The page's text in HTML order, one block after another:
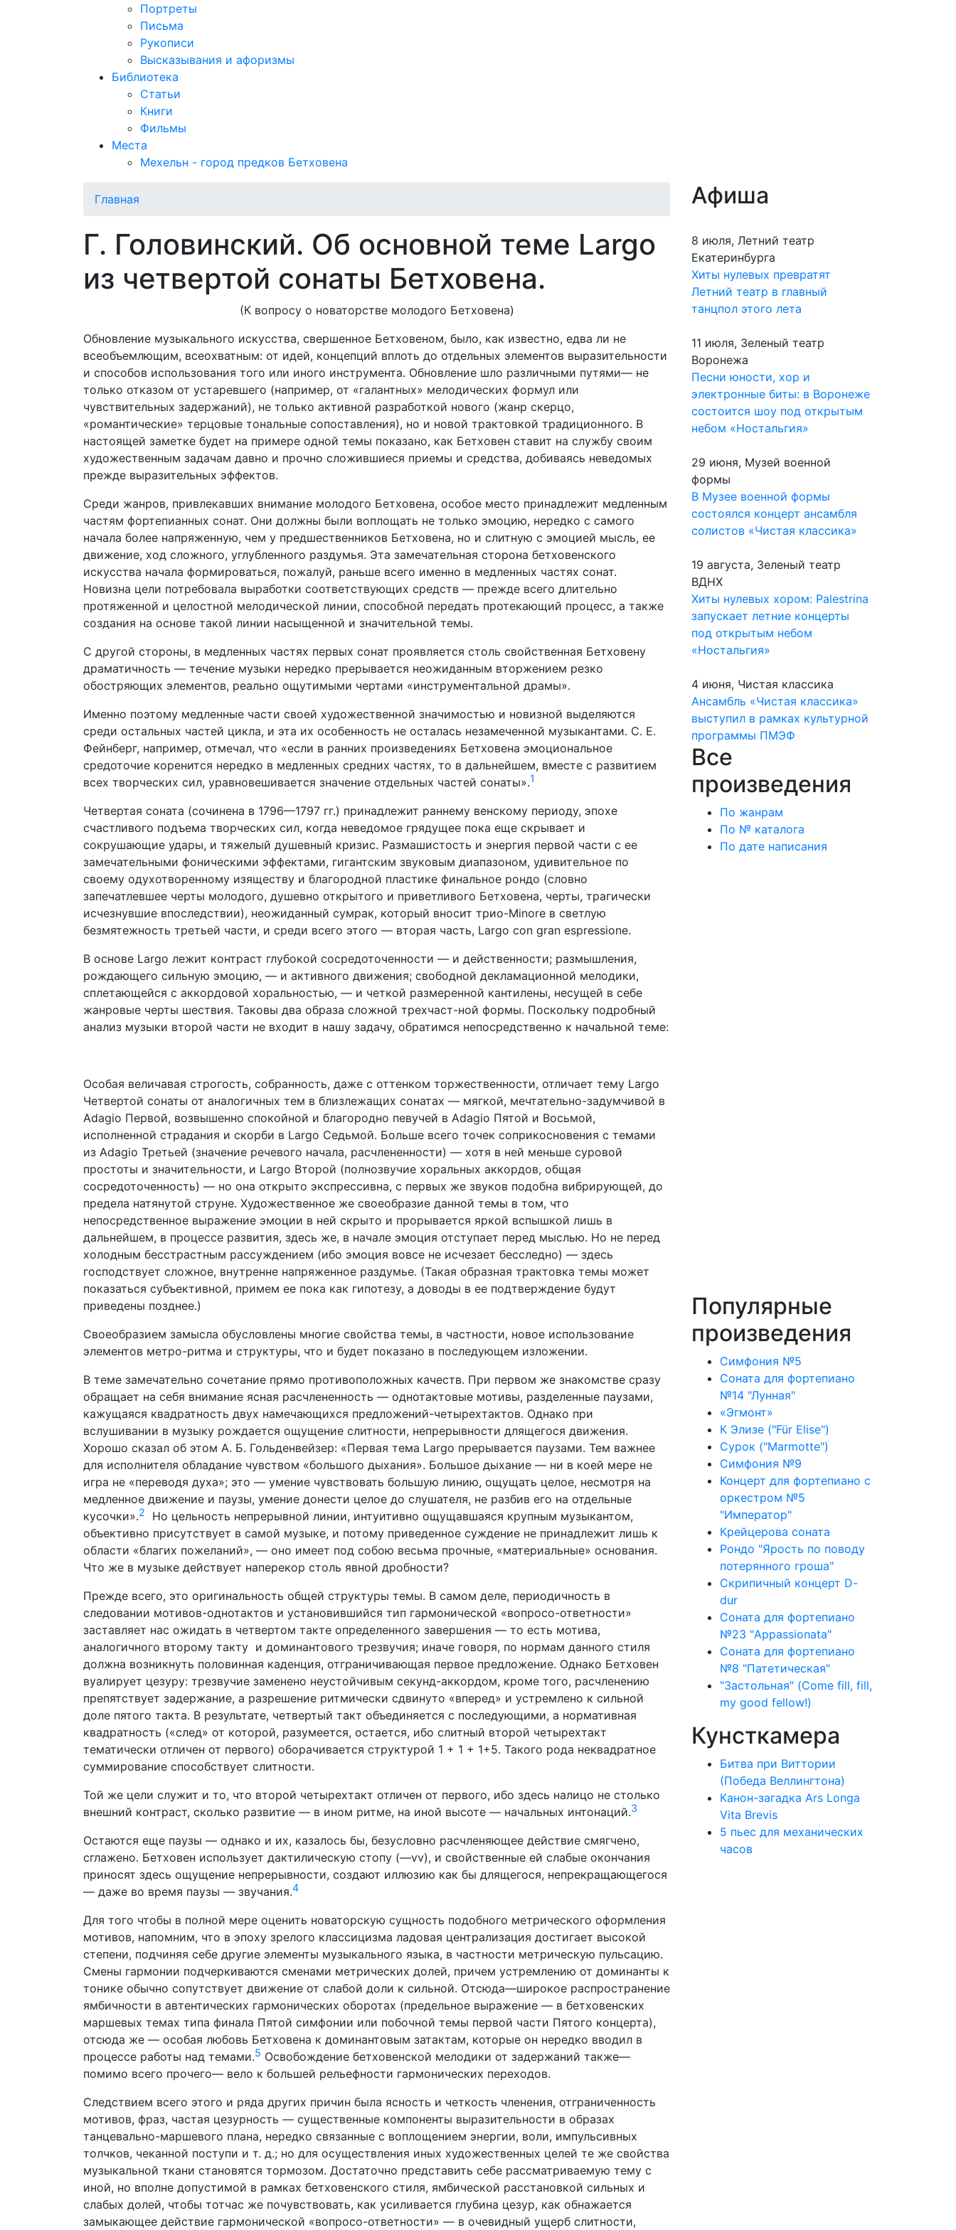
Портреты
Письма
Рукописи
Высказывания и афоризмы
Библиотека
Статьи
Книги
Фильмы
Места
Мехельн - город предков Бетховена
Главная
Г. Головинский. Об основной теме Largo
из четвертой сонаты Бетховена.
(К вопросу о новаторстве молодого Бетховена)
Обновление музыкального искусства, свершенное Бетховеном, было, как известно, едва ли не
всеобъемлющим, всеохватным: от идей, концепций вплоть до отдельных элементов выразительности
и способов использования того или иного инструмента. Обновление шло различными путями— не
только отказом от устаревшего (например, от «галантных» мелодических формул или
чувствительных задержаний), не только активной разработкой нового (жанр скерцо,
«романтические» терцовые тональные сопоставления), но и новой трактовкой традиционного. В
настоящей заметке будет на примере одной темы показано, как Бетховен ставит на службу своим
художественным задачам давно и прочно сложившиеся приемы и средства, добиваясь неведомых
прежде выразительных эффектов.
Среди жанров, привлекавших внимание молодого Бетховена, особое место принадлежит медленным
частям фортепианных сонат. Они должны были воплощать не только эмоцию, нередко с самого
начала более напряженную, чем у предшественников Бетховена, но и слитную с эмоцией мысль, ее
движение, ход сложного, углубленного раздумья. Эта замечательная сторона бетховенского
искусства начала формироваться, пожалуй, раньше всего именно в медленных частях сонат.
Новизна цели потребовала выработки соответствующих средств — прежде всего длительно
протяженной и целостной мелодической линии, способной передать протекающий процесс, а также
создания на основе такой линии насыщенной и значительной темы.
С другой стороны, в медленных частях первых сонат проявляется столь свойственная Бетховену
драматичность — течение музыки нередко прерывается неожиданным вторжением резко
обостряющих элементов, реально ощутимыми чертами «инструментальной драмы».
Именно поэтому медленные части своей художественной значимостью и новизной выделяются
среди остальных частей цикла, и эта их особенность не осталась незамеченной музыкантами. С. Е.
Фейнберг, например, отмечал, что «если в ранних произведениях Бетховена эмоциональное
средоточие коренится нередко в медленных средних частях, то в дальнейшем, вместе с развитием
всех творческих сил, уравновешивается значение отдельных частей сонаты».1
Четвертая соната (сочинена в 1796—1797 гг.) принадлежит раннему венскому периоду, эпохе
счастливого подъема творческих сил, когда неведомое грядущее пока еще скрывает и
сокрушающие удары, и тяжелый душевный кризис. Размашистость и энергия первой части с ее
замечательными фоническими эффектами, гигантским звуковым диапазоном, удивительное по
своему одухотворенному изяществу и благородной пластике финальное рондо (словно
запечатлевшее черты молодого, душевно открытого и приветливого Бетховена, черты, трагически
исчезнувшие впоследствии), неожиданный сумрак, который вносит трио-Minore в светлую
безмятежность третьей части, и среди всего этого — вторая часть, Largo con gran espressione.
В основе Largo лежит контраст глубокой сосредоточенности — и действенности; размышления,
рождающего сильную эмоцию, — и активного движения; свободной декламационной мелодики,
сплетающейся с аккордовой хоральностью, — и четкой размеренной кантилены, несущей в себе
жанровые черты шествия. Таковы два образа сложной трехчаст-ной формы. Поскольку подробный
анализ музыки второй части не входит в нашу задачу, обратимся непосредственно к начальной теме:
Особая величавая строгость, собранность, даже с оттенком торжественности, отличает тему Largo
Четвертой сонаты от аналогичных тем в близлежащих сонатах — мягкой, мечтательно-задумчивой в
Adagio Первой, возвышенно спокойной и благородно певучей в Adagio Пятой и Восьмой,
исполненной страдания и скорби в Largo Седьмой. Больше всего точек соприкосновения с темами
из Adagio Третьей (значение речевого начала, расчлененности) — хотя в ней меньше суровой
простоты и значительности, и Largo Второй (полнозвучие хоральных аккордов, общая
сосредоточенность) — но она открыто экспрессивна, с первых же звуков подобна вибрирующей, до
предела натянутой струне. Художественное же своеобразие данной темы в том, что
непосредственное выражение эмоции в ней скрыто и прорывается яркой вспышкой лишь в
дальнейшем, в процессе развития, здесь же, в начале эмоция отступает перед мыслью. Но не перед
холодным бесстрастным рассуждением (ибо эмоция вовсе не исчезает бесследно) — здесь
господствует сложное, внутренне напряженное раздумье. (Такая образная трактовка темы может
показаться субъективной, примем ее пока как гипотезу, а доводы в ее подтверждение будут
приведены позднее.)
Своеобразием замысла обусловлены многие свойства темы, в частности, новое использование
элементов метро-ритма и структуры, что и будет показано в последующем изложении.
В теме замечательно сочетание прямо противоположных качеств. При первом же знакомстве сразу
обращает на себя внимание ясная расчлененность — однотактовые мотивы, разделенные паузами,
кажущаяся квадратность двух намечающихся предложений-четырехтактов. Однако при
вслушивании в музыку рождается ощущение слитности, непрерывности длящегося движения.
Хорошо сказал об этом А. Б. Гольденвейзер: «Первая тема Largo прерывается паузами. Тем важнее
для исполнителя обладание чувством «большого дыхания». Большое дыхание — ни в коей мере не
игра не «переводя духа»; это — умение чувствовать большую линию, ощущать целое, несмотря на
медленное движение и паузы, умение донести целое до слушателя, не разбив его на отдельные
кусочки».2
Но цельность непрерывной линии, интуитивно ощущавшаяся крупным музыкантом,
объективно присутствует в самой музыке, и потому приведенное суждение не принадлежит лишь к
области «благих пожеланий», — оно имеет под собою весьма прочные, «материальные» основания.
Что же в музыке действует наперекор столь явной дробности?
Прежде всего, это оригинальность общей структуры темы. В самом деле, периодичность в
следовании мотивов-однотактов и установившийся тип гармонической «вопросо-ответности»
заставляет нас ожидать в четвертом такте определенного завершения — то есть мотива,
аналогичного второму такту и доминантового трезвучия; иначе говоря, по нормам данного стиля
должна возникнуть половинная каденция, отграничивающая первое предложение. Однако Бетховен
вуалирует цезуру: трезвучие заменено неустойчивым секунд-аккордом, кроме того, расчленению
препятствует задержание, а разрешение ритмически сдвинуто «вперед» и устремлено к сильной
доле пятого такта. В результате, четвертый такт объединяется с последующими, а нормативная
квадратность («след» от которой, разумеется, остается, ибо слитный второй четырехтакт
тематически отличен от первого) оборачивается структурой 1 + 1 + 1+5. Такого рода неквадратное
суммирование способствует слитности.
Той же цели служит и то, что второй четырехтакт отличен от первого, ибо здесь налицо не столько
внешний контраст, сколько развитие — в ином ритме, на иной высоте — начальных интонаций.3
Остаются еще паузы — однако и их, казалось бы, безусловно расчленяющее действие смягчено,
сглажено. Бетховен использует дактилическую стопу (—vv), и свойственные ей слабые окончания
приносят здесь ощущение непрерывности, создают иллюзию как бы длящегося, непрекращающегося
— даже во время паузы — звучания.4
Для того чтобы в полной мере оценить новаторскую сущность подобного метрического оформления
мотивов, напомним, что в эпоху зрелого классицизма ладовая централизация достигает высокой
степени, подчиняя себе другие элементы музыкального языка, в частности метрическую пульсацию.
Смены гармонии подчеркиваются сменами метрических долей, причем устремлению от доминанты к
тонике обычно сопутствует движение от слабой доли к сильной. Отсюда—широкое распространение
ямбичности в автентических гармонических оборотах (предельное выражение — в бетховенских
маршевых темах типа финала Пятой симфонии или побочной темы первой части Пятого концерта),
отсюда же — особая любовь Бетховена к доминантовым затактам, которые он нередко вводил в
процессе работы над темами.5 Освобождение бетховенской мелодики от задержаний также—
помимо всего прочего— вело к большей рельефности гармонических переходов.
Следствием всего этого и ряда других причин была ясность и четкость членения, отграниченность
мотивов, фраз, частая цезурность — существенные компоненты выразительности в образах
танцевально-маршевого плана, нередко связанные с воплощением энергии, воли, импульсивных
толчков, чеканной поступи и т. д.; но для осуществления иных художественных целей те же свойства
музыкальной ткани становятся тормозом. Достаточно представить себе рассматриваемую тему с
иной, но вполне допустимой в рамках бетховенского стиля, ямбической расстановкой сильных и
слабых долей, чтобы тотчас же почувствовать, как усиливается глубина цезур, как обнажается
замыкающее действие гармонической «вопросо-ответности» — в очевидный ущерб слитности,
Афиша
8 июля, Летний театр
Екатеринбурга
Хиты нулевых превратят
Летний театр в главный
танцпол этого лета
11 июля, Зеленый театр
Воронежа
Песни юности, хор и
электронные биты: в Воронеже
состоится шоу под открытым
небом «Ностальгия»
29 июня, Музей военной
формы
В Музее военной формы
состоялся концерт ансамбля
солистов «Чистая классика»
19 августа, Зеленый театр
ВДНХ
Хиты нулевых хором: Palestrina
запускает летние концерты
под открытым небом
«Ностальгия»
4 июня, Чистая классика
Ансамбль «Чистая классика»
выступил в рамках культурной
программы ПМЭФ
Все
произведения
По жанрам
По № каталога
По дате написания
Популярные
произведения
Симфония №5
Соната для фортепиано
№14 "Лунная"
«Эгмонт»
К Элизе ("Für Elise")
Сурок ("Marmotte")
Симфония №9
Концерт для фортепиано с
оркестром №5
"Император"
Крейцерова соната
Рондо "Ярость по поводу
потерянного гроша"
Скрипичный концерт D-
dur
Соната для фортепиано
№23 "Appassionata"
Соната для фортепиано
№8 "Патетическая"
"Застольная" (Come fill, fill,
my good fellow!)
Кунсткамера
Битва при Виттории
(Победа Веллингтона)
Канон-загадка Ars Longa
Vita Brevis
5 пьес для механических
часов